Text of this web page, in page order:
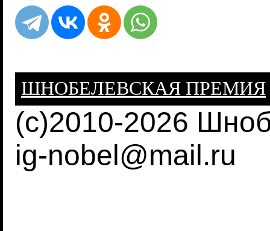
ШНОБЕЛЕВСКАЯ ПРЕМИЯ
(c)2010-2026
ig-nobel@mail.ru